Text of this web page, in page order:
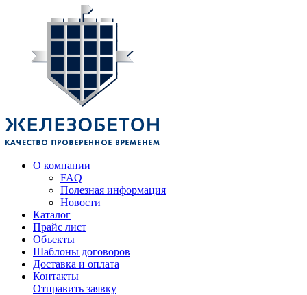
О компании
FAQ
Полезная информация
Новости
Каталог
Прайс лист
Объекты
Шаблоны договоров
Доставка и оплата
Контакты
Отправить заявку